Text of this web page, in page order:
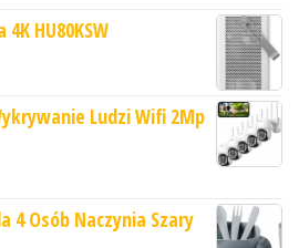
HU80KSW
Ludzi Wifi 2Mp
4 Osób Naczynia Szary